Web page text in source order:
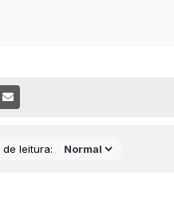
MÍDIAS
leitura: